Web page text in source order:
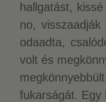
hallgatást,
no,
odaadta,
volt és
fukarságát. Egy